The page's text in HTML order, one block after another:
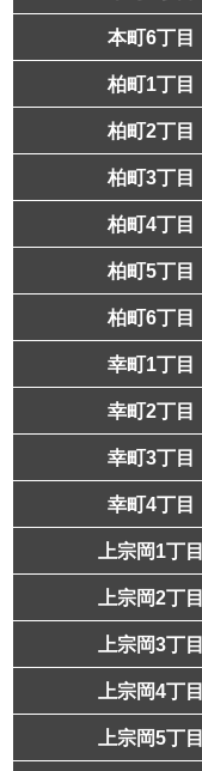
本町6丁目
柏町1丁目
柏町2丁目
柏町3丁目
柏町4丁目
柏町5丁目
柏町6丁目
幸町1丁目
幸町2丁目
幸町3丁目
幸町4丁目
上宗岡1丁目
上宗岡2丁目
上宗岡3丁目
上宗岡4丁目
上宗岡5丁目